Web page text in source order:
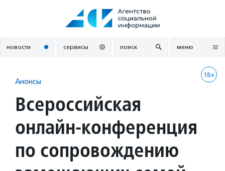
новости сервисы поиск меню
18+
Анонсы
Всероссийская
онлайн-конференция
по сопровождению